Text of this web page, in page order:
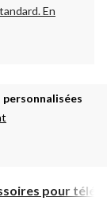
En
pour